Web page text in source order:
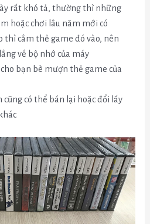
rất khó tả, thường thì những
hoặc chơi lâu năm mới có
thì cắm thẻ game đó vào, nên
về bộ nhớ của máy
bạn bè mượn thẻ game của
cũng có thể bán lại hoặc đổi lấy